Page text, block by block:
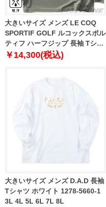
大きいサイズ メンズ LE COQ
SPORTIF GOLF ルコックスポル
ティフ ハーフジップ 長袖 Tシャ
ツ 吸汗 ストレッチ ゴルフウェア
￥14,300(税込)
大きいサイズ メンズ D.A.D 長袖
Tシャツ ホワイト 1278-5660-1
3L 4L 5L 6L 7L 8L